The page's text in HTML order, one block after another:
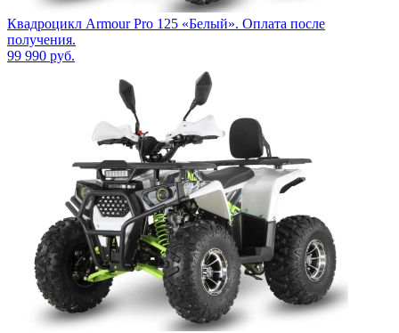
Квадроцикл Armour Pro 125 «Белый». Оплата после
получения.
99 990 руб.